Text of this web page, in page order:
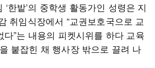
‘한밭’의 중학생 활동가인 성령은 지
취임식장에서 “교권보호국으로 교
다”는 내용의 피켓시위를 하다 교육
붙잡힌 채 행사장 밖으로 끌려 나